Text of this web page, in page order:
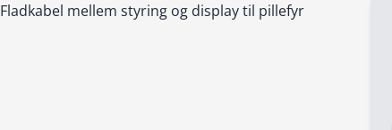
Fladkabel mellem styring og display til pillefyr